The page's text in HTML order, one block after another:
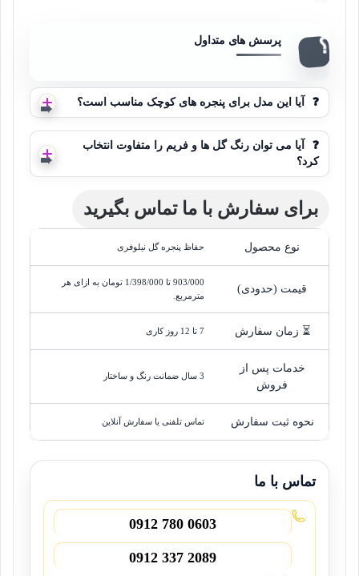
❓ آیا این مدل برای پنجره های کوچک مناسب است؟
❓
آیا می توان رنگ گل ها و فریم را متفاوت انتخاب
کرد؟
برای سفارش با ما تماس بگیرید
نوع محصول حفاظ پنجره گل نیلوفری
قیمت (حدودی)
903/000 تا 1/398/000 تومان به ازای هر
مترمربع.
⏳ زمان سفارش 7 تا 12 روز کاری
خدمات پس از
فروش
3 سال ضمانت رنگ و ساختار
نحوه ثبت سفارش تماس تلفنی یا سفارش آنلاین
تماس با ما
0912 780 0603
0912 337 2089